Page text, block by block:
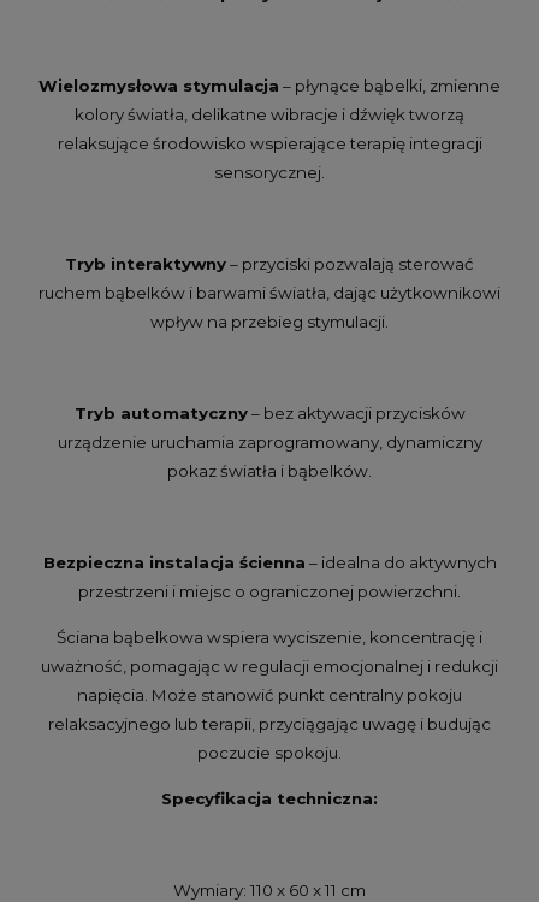
Wielozmysłowa stymulacja – płynące bąbelki, zmienne
kolory światła, delikatne wibracje i dźwięk tworzą
relaksujące środowisko wspierające terapię integracji
sensorycznej.
Tryb interaktywny– przyciski pozwalają sterować
ruchem bąbelków i barwami światła, dając użytkownikowi
wpływ na przebieg stymulacji.
Tryb automatyczny– bez aktywacji przycisków
urządzenie uruchamia zaprogramowany, dynamiczny
pokaz światła i bąbelków.
Bezpieczna instalacja ścienna – idealna do aktywnych
przestrzeni i miejsc o ograniczonej powierzchni.
Ściana bąbelkowa wspiera wyciszenie, koncentrację i
uważność, pomagając w regulacji emocjonalnej i redukcji
napięcia. Może stanowić punkt centralny pokoju
relaksacyjnego lub terapii, przyciągając uwagę i budując
poczucie spokoju.
Specyfikacja techniczna:
Wymiary: 110 x 60 x 11 cm